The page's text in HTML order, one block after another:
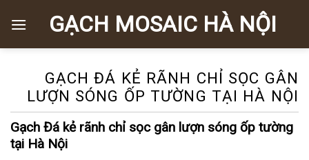
đến
GẠCH MOSAIC HÀ NỘI
GẠCH ĐÁ KẺ RÃNH CHỈ SỌC GÂN
LƯỢN SÓNG ỐP TƯỜNG TẠI HÀ NỘI
Gạch Đá kẻ rãnh chỉ sọc gân lượn sóng ốp tường
tại Hà Nội